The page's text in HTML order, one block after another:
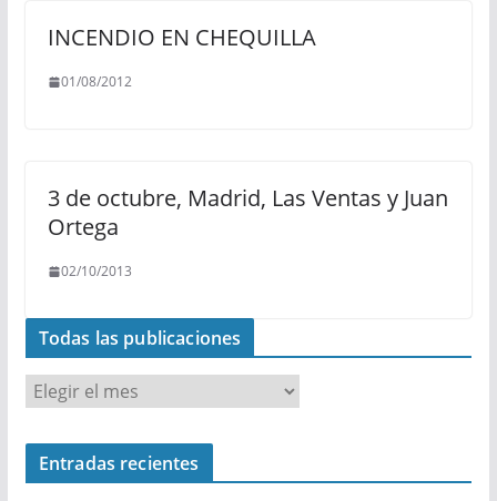
INCENDIO EN CHEQUILLA
01/08/2012
3 de octubre, Madrid, Las Ventas y Juan
Ortega
02/10/2013
Todas las publicaciones
o
d
Entradas recientes